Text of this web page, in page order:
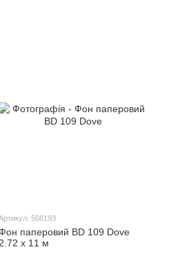
508193
паперовий BD 109 Dove
2.72 х 11 м